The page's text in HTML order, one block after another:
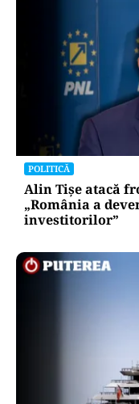
POLITICĂ
Alin Tișe atacă
„România a
investitorilor”